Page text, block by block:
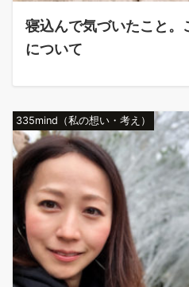
寝込んで気づいたこと。
について
335mind（私の想い・考え）